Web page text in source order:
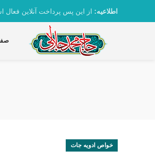
تماس با واحد پشتیبانی 09361163082
خواص ادویه جات
اطلاعیه: از این پس پرداخت آنلاین